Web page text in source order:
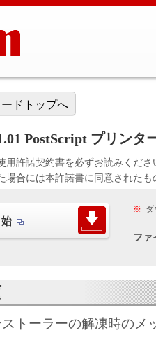
ドトップへ
PostScript プリンタ
用許諾契約書を必ずお読みくださ
場合には本許諾書に同意された
※ ダ
ファ
ストーラーの解凍時のメ